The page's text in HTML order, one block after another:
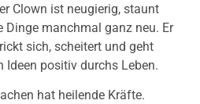
Clown ist neugierig, staunt
manchmal ganz neu. Er
sich, scheitert und geht
Ideen positiv durchs Leben.
hat heilende Kräfte.